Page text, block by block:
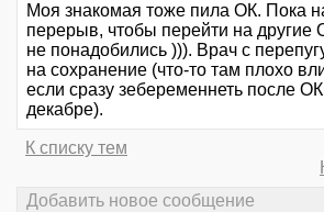
Моя знакомая тоже пила ОК. Пока
перерыв, чтобы перейти на другие
не понадобились ))). Врач с
на сохранение (что-то там плохо
если сразу зебеременнеть после
декабре).
К списку тем
Добавить новое сообщение